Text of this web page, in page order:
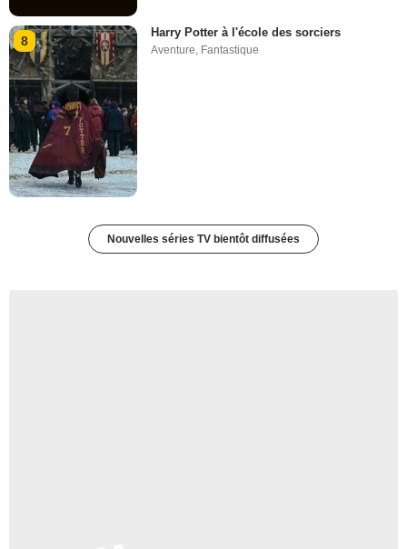
8
Harry Potter à l'école des sorciers
Aventure, Fantastique
Nouvelles séries TV bientôt diffusées